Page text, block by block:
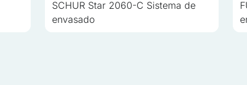
SCHUR Star 2060-C Sistema de
envasado